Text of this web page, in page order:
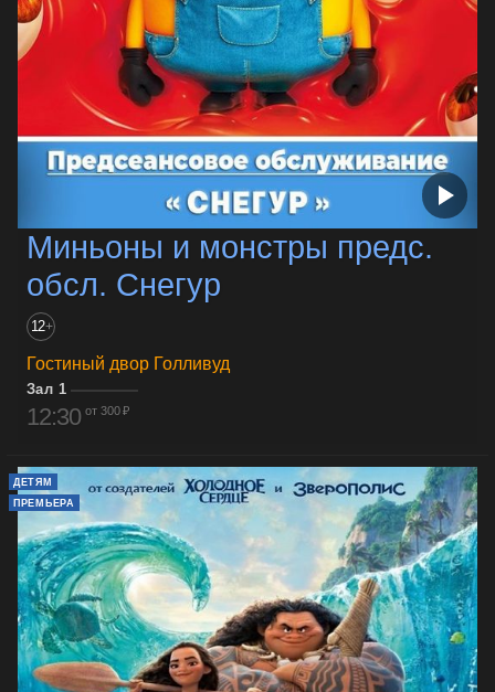
Миньоны и монстры предс.
обсл. Снегур
12+
Гостиный двор Голливуд
Зал 1
12:30 от 300 ₽
ДЕТЯМ
ПРЕМЬЕРА